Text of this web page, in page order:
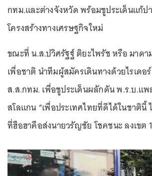
กทม.และต่างจังหวัด พร้อมชูประเด็นแก้ป
โครงสร้างทางเศรษฐกิจใหม่
ขณะที่ น.ส.ปวิศรัฐฐ์ ติยะไพรัช หรือ มาด
เพื่อชาติ นำทีมผู้สมัครเดินทางด้วยไรเดอ
ส.ส.กทม. เพื่อชูประเด็นผลักดัน พ.ร.บ.แ
สโลแกน “เพื่อประเทศไทยที่ดีได้ในชาตินี้
ที่ฮือฮาคือส่งนายวรัญชัย โชคชนะ ลงเขต